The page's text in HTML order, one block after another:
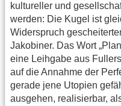
kultureller und
werden: Die Kugel ist
Widerspruch
Jakobiner. Das Wort
eine Leihgabe aus Fullers
auf die Annahme der
gerade jene Utopien
ausgehen, realisierbar,